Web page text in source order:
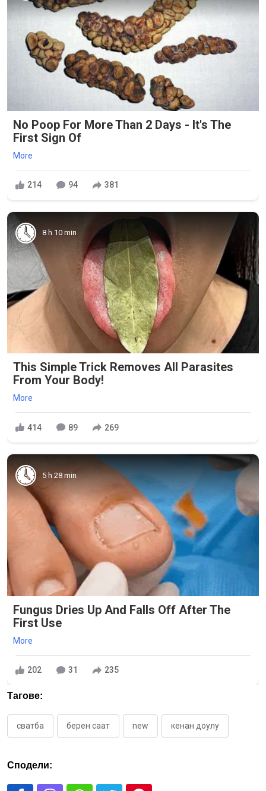
No Poop For More Than 2 Days - It's The
First Sign Of
More
214 94 381
8 h 10 min
This Simple Trick Removes All Parasites
From Your Body!
More
414 89 269
5 h 28 min
Fungus Dries Up And Falls Off After The
First Use
More
202 31 235
Тагове:
сватба берен саат new кенан доулу
Сподели: